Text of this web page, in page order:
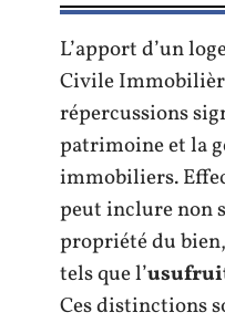
L’apport d’un
Civile
répercussions
patrimoine et la
immobiliers.
peut inclure non
propriété du
tels que l’
Ces distinctions